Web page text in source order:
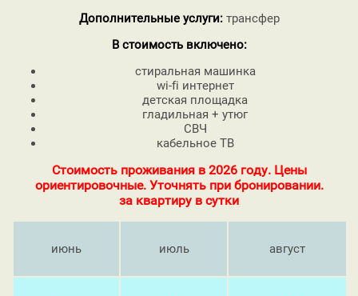
Дополнительные услуги: трансфер
В стоимость включено:
стиральная машинка
wi-fi интернет
детская площадка
гладильная + утюг
СВЧ
кабельное ТВ
Стоимость проживания в 2026 году. Цены
ориентировочные. Уточнять при бронировании.
за квартиру в сутки
июнь июль август